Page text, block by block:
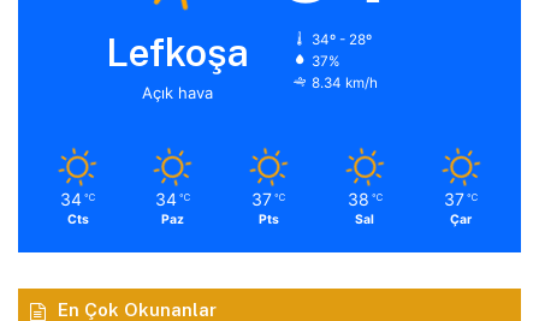
Lefkoşa
Açık hava
34º - 28º
37%
8.34 km/h
34 ℃
Cts
34 ℃
Paz
37 ℃
Pts
38 ℃
Sal
37 ℃
Çar
En Çok Okunanlar